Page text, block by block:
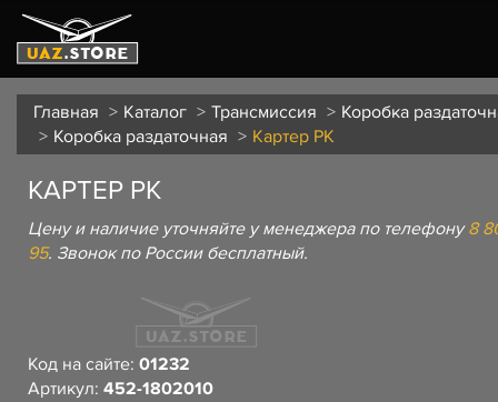
Главная Каталог Трансмиссия
Коробка
Коробка раздаточная
Картер РК
КАРТЕР РК
Цену и наличие уточняйте у менеджера по телефону8
95. Звонок по России бесплатный.
Код на сайте: 01232
Артикул: 452-1802010